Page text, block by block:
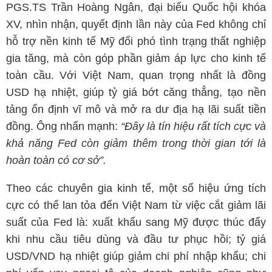
PGS.TS Trần Hoàng Ngân, đại biểu Quốc hội khóa
XV, nhìn nhận, quyết định lần này của Fed không chỉ
hỗ trợ nền kinh tế Mỹ đối phó tình trạng thất nghiệp
gia tăng, mà còn góp phần giảm áp lực cho kinh tế
toàn cầu. Với Việt Nam, quan trọng nhất là đồng
USD hạ nhiệt, giúp tỷ giá bớt căng thẳng, tạo nền
tảng ổn định vĩ mô và mở ra dư địa hạ lãi suất tiền
đồng. Ông nhấn mạnh: “Đây là tín hiệu rất tích cực và
khả năng Fed còn giảm thêm trong thời gian tới là
hoàn toàn có cơ sở”.
Theo các chuyên gia kinh tế, một số hiệu ứng tích
cực có thể lan tỏa đến Việt Nam từ việc cắt giảm lãi
suất của Fed là: xuất khẩu sang Mỹ được thúc đẩy
khi nhu cầu tiêu dùng và đầu tư phục hồi; tỷ giá
USD/VND hạ nhiệt giúp giảm chi phí nhập khẩu; chi